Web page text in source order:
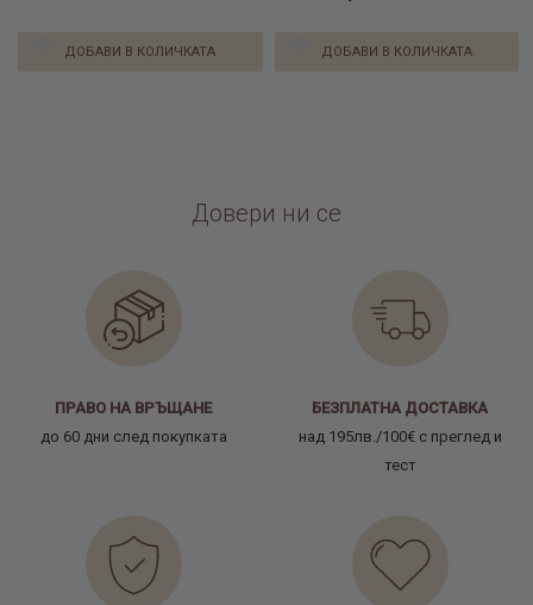
ДОБАВИ В КОЛИЧКАТА ДОБАВИ В КОЛИЧКАТА
Довери ни се
ПРАВО НА ВРЪЩАНЕ
до 60 дни след покупката
БЕЗПЛАТНА ДОСТАВКА
над 195лв./100€ с преглед и
тест